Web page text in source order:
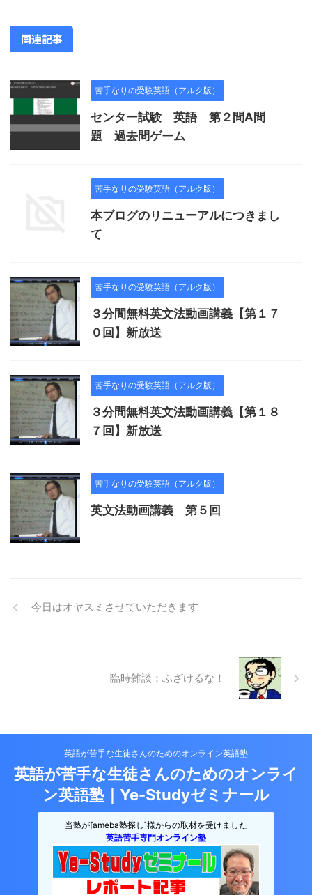
関連記事
苦手なりの受験英語（アルク版）
センター試験 英語 第２問A問
題 過去問ゲーム
苦手なりの受験英語（アルク版）
本ブログのリニューアルにつきまし
て
苦手なりの受験英語（アルク版）
３分間無料英文法動画講義【第１７
０回】新放送
苦手なりの受験英語（アルク版）
３分間無料英文法動画講義【第１８
７回】新放送
苦手なりの受験英語（アルク版）
英文法動画講義 第５回
今日はオヤスミさせていただきます
臨時雑談：ふざけるな！
英語が苦手な生徒さんのためのオンライン英語塾
英語が苦手な生徒さんのためのオンライ
ン英語塾｜Ye-Studyゼミナール
当塾が[ameba塾探し]様からの取材を受けました
英語苦手専門オンライン塾